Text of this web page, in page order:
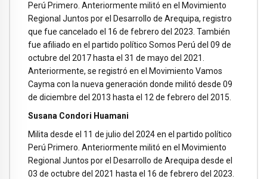
Perú Primero. Anteriormente militó en el Movimiento
Regional Juntos por el Desarrollo de Arequipa, registro
que fue cancelado el 16 de febrero del 2023. También
fue afiliado en el partido político Somos Perú del 09 de
octubre del 2017 hasta el 31 de mayo del 2021.
Anteriormente, se registró en el Movimiento Vamos
Cayma con la nueva generación donde militó desde 09
de diciembre del 2013 hasta el 12 de febrero del 2015.
Susana Condori Huamani
Milita desde el 11 de julio del 2024 en el partido político
Perú Primero. Anteriormente militó en el Movimiento
Regional Juntos por el Desarrollo de Arequipa desde el
03 de octubre del 2021 hasta el 16 de febrero del 2023.